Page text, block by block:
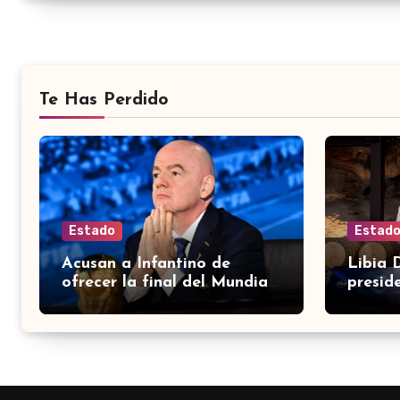
Te Has Perdido
Estado
Acusan a Infantino de
ofrecer la final del Mundial
2030 a Marruecos a cambio
de apoyo
Estado
Libia
de